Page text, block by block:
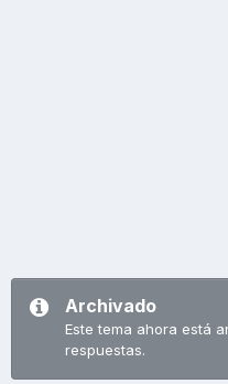
Archivado
Este tema ahora está
respuestas.